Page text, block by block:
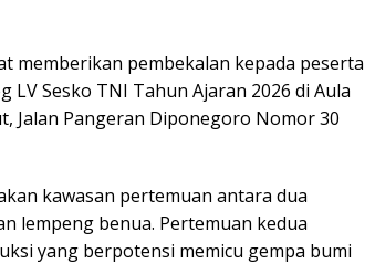
memberikan pembekalan kepada peserta
LV Sesko TNI Tahun Ajaran 2026 di Aula
Jalan Pangeran Diponegoro Nomor 30
kawasan pertemuan antara dua
lempeng benua. Pertemuan kedua
yang berpotensi memicu gempa bumi